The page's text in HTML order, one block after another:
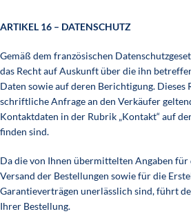
ARTIKEL 16 – DATENSCHUTZ
Gemäß dem französischen
das Recht auf Auskunft über die ihn
Daten sowie auf deren Berichtigung. Dieses
schriftliche Anfrage an den Verkäufer
Kontaktdaten in der Rubrik „Kontakt“ auf
finden sind.
Da die von Ihnen übermittelten Angaben für
Versand der Bestellungen sowie für die
Garantieverträgen unerlässlich sind, führt
Ihrer Bestellung.